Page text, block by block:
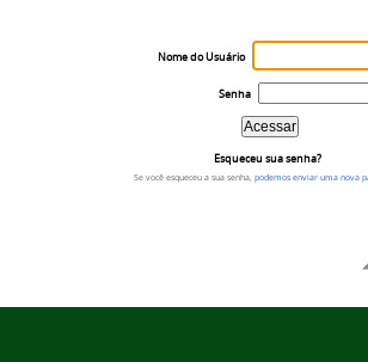
Nome do Usuário
Senha
Esqueceu sua senha?
Se você esqueceu a sua senha, podemos enviar uma nova